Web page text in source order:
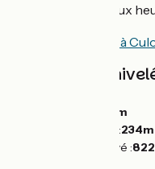
route circulante aux
ViaRhôna à
Pentes et
643m
Point le plus bas :234m
Point le plus élevé :